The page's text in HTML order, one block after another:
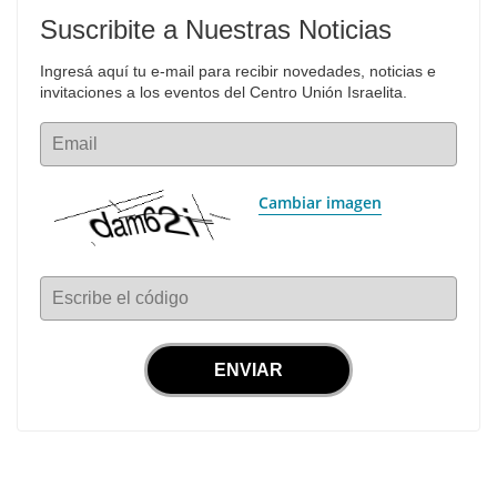
Suscribite a Nuestras Noticias
Ingresá aquí tu e-mail para recibir novedades, noticias e
invitaciones a los eventos del Centro Unión Israelita.
Email
Cambiar imagen
Escribe el código